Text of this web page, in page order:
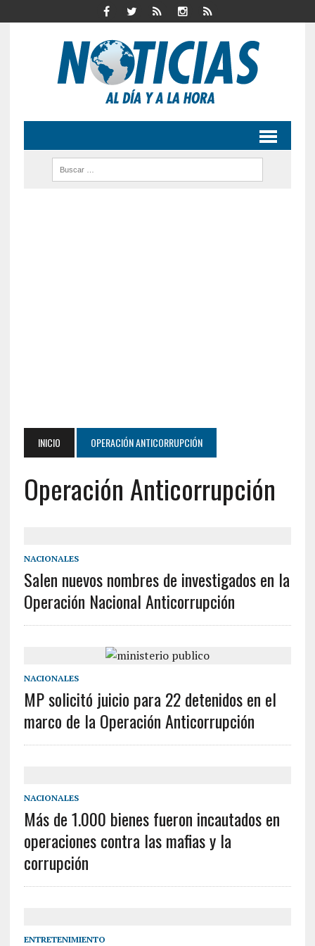
INICIO OPERACIÓN ANTICORRUPCIÓN
Operación Anticorrupción
NACIONALES
Salen nuevos nombres de investigados en la
Operación Nacional Anticorrupción
NACIONALES
MP solicitó juicio para 22 detenidos en el
marco de la Operación Anticorrupción
NACIONALES
Más de 1.000 bienes fueron incautados en
operaciones contra las mafias y la
corrupción
ENTRETENIMIENTO